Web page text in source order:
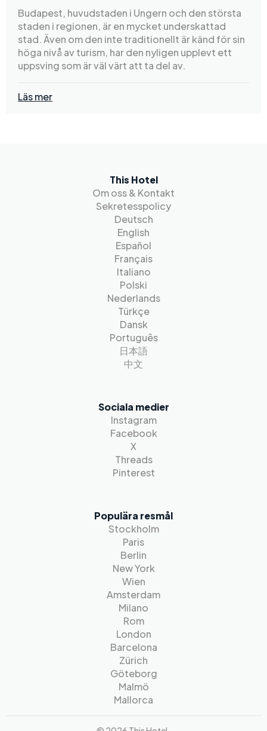
Budapest, huvudstaden i Ungern och den största
staden i regionen, är en mycket underskattad
stad. Även om den inte traditionellt är känd för sin
höga nivå av turism, har den nyligen upplevt ett
uppsving som är väl värt att ta del av.
Läs mer
This Hotel
Om oss & Kontakt
Sekretesspolicy
Deutsch
English
Español
Français
Italiano
Polski
Nederlands
Türkçe
Dansk
Português
日本語
中文
Sociala medier
Instagram
Facebook
X
Threads
Pinterest
Populära resmål
Stockholm
Paris
Berlin
New York
Wien
Amsterdam
Milano
Rom
London
Barcelona
Zürich
Göteborg
Malmö
Mallorca